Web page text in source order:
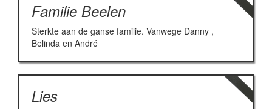
Familie Beelen
Sterkte aan de ganse familie. Vanwege Danny ,
Belinda en André
Lies